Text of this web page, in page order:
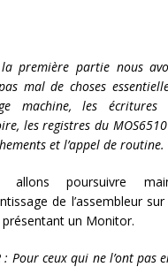
première partie nous
mal de choses
machine, les
les registres du
et l’appel de routine.
allons poursuivre
de l’assembleur
présentant un Monitor.
: Pour ceux qui ne l’ont pas